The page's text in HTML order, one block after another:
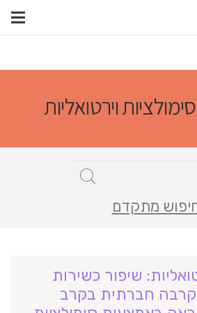
וירטואליות
מתקדם
שיפור כשירות
חברתית בקרב